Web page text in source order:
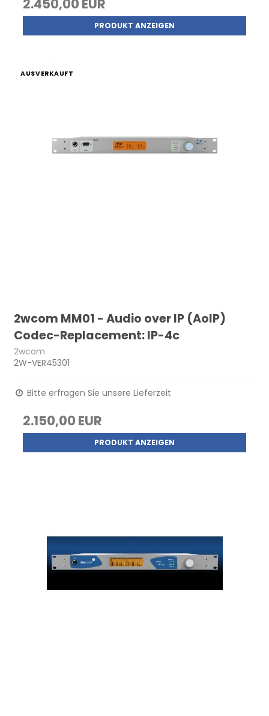
2.450,00 EUR
PRODUKT ANZEIGEN
AUSVERKAUFT
2wcom MM01 - Audio over IP (AoIP)
Codec-Replacement: IP-4c
2wcom
2W-VER45301
Bitte erfragen Sie unsere Lieferzeit
2.150,00 EUR
PRODUKT ANZEIGEN